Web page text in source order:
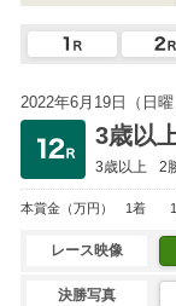
2022年6月19日（日
3歳以
3歳以上 2
本賞金 （万円） 1着
レース映像
決勝写真